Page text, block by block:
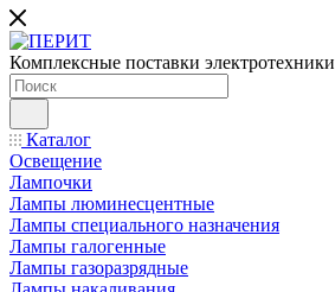
Комплексные поставки электротехники
Каталог
Освещение
Лампочки
Лампы люминесцентные
Лампы специального назначения
Лампы галогенные
Лампы газоразрядные